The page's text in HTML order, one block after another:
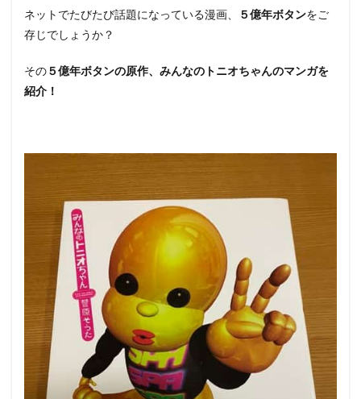
ネットでたびたび話題になっている漫画、 ５億年ボタンをご
存じでしょうか？
その５億年ボタンの原作、みんなのトニオちゃんのマンガを
紹介！